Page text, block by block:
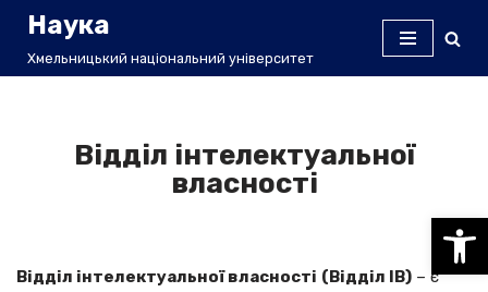
Перейти
Наука
Хмельницький національний університет
Відділ інтелектуальної
власності
Відділ інтелектуальної власності (Відділ ІВ) – є